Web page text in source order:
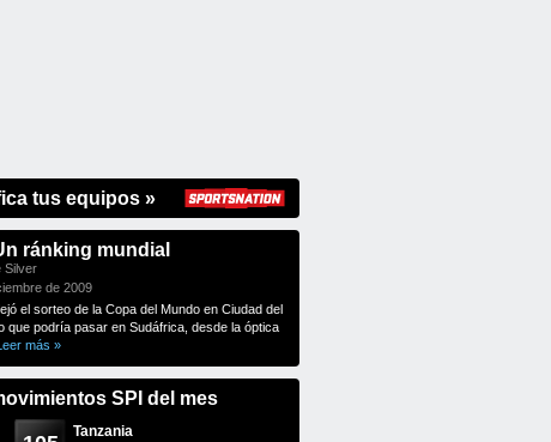
tus equipos »
ránking mundial
Silver
de 2009
el sorteo de la Copa del Mundo en Ciudad del
que podría pasar en Sudáfrica, desde la óptica
más »
SPI del mes
Tanzania